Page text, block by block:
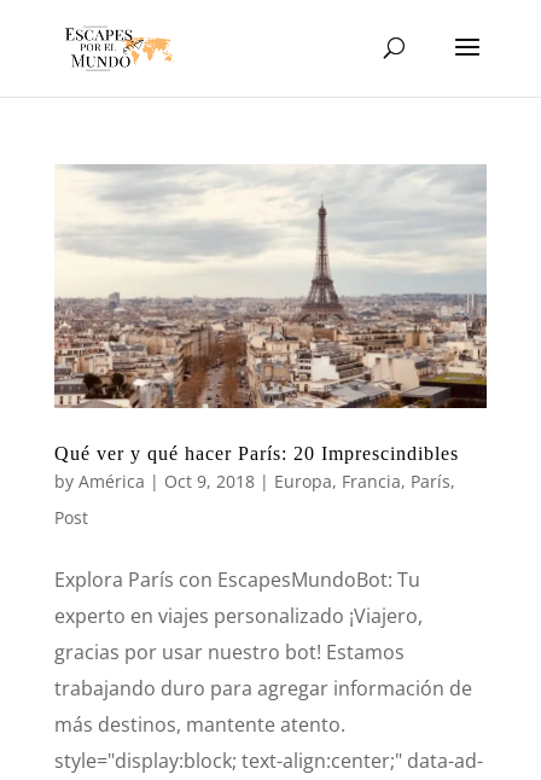
Qué ver y qué hacer París: 20 Imprescindibles
by América | Oct 9, 2018| Europa, Francia, París,
Post
Explora París con EscapesMundoBot: Tu
experto en viajes personalizado ¡Viajero,
gracias por usar nuestro bot! Estamos
trabajando duro para agregar información de
más destinos, mantente atento.
style="display:block; text-align:center;" data-ad-